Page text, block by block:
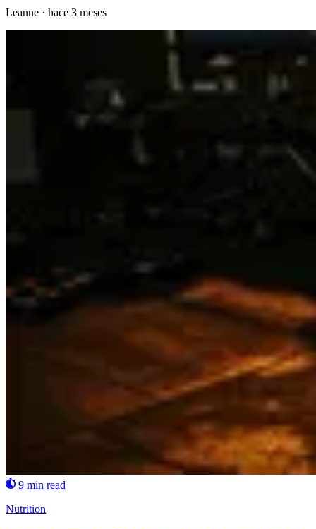
Leanne · hace 3 meses
9 min read
Nutrition